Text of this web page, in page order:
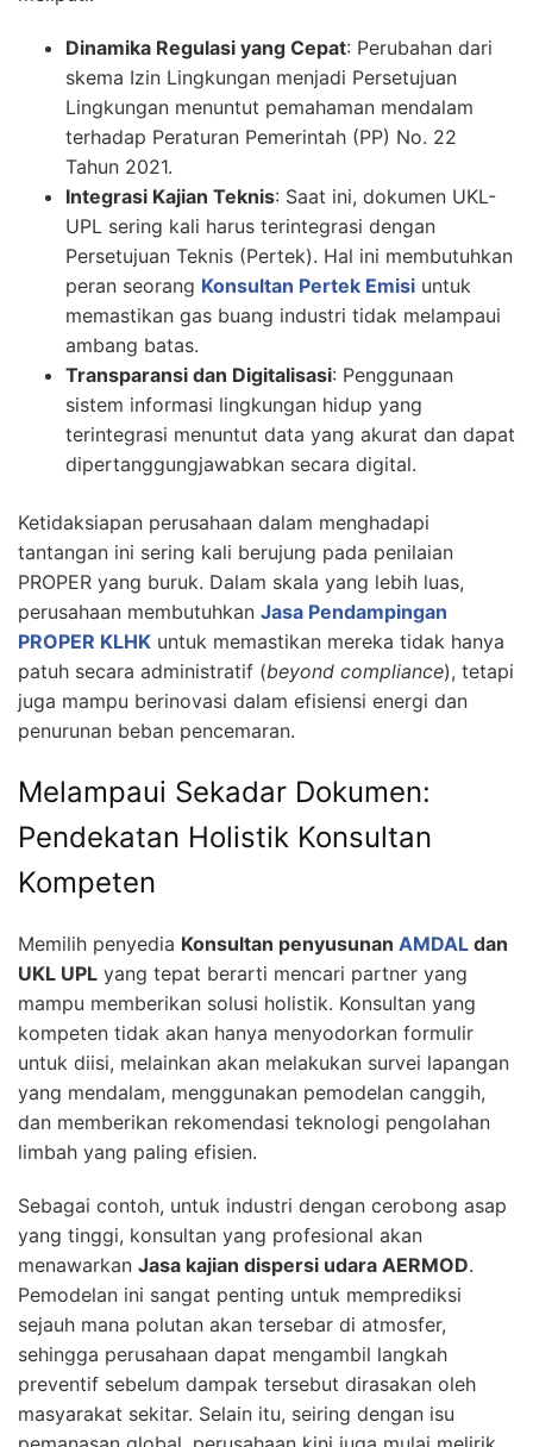
Dinamika Regulasi yang Cepat: Perubahan dari
skema Izin Lingkungan menjadi Persetujuan
Lingkungan menuntut pemahaman mendalam
terhadap Peraturan Pemerintah (PP) No. 22
Tahun 2021.
Integrasi Kajian Teknis: Saat ini, dokumen UKL-
UPL sering kali harus terintegrasi dengan
Persetujuan Teknis (Pertek). Hal ini membutuhkan
peran seorang Konsultan Pertek Emisi untuk
memastikan gas buang industri tidak melampaui
ambang batas.
Transparansi dan Digitalisasi: Penggunaan
sistem informasi lingkungan hidup yang
terintegrasi menuntut data yang akurat dan dapat
dipertanggungjawabkan secara digital.
Ketidaksiapan perusahaan dalam menghadapi
tantangan ini sering kali berujung pada penilaian
PROPER yang buruk. Dalam skala yang lebih luas,
perusahaan membutuhkan Jasa Pendampingan
PROPER KLHK untuk memastikan mereka tidak hanya
patuh secara administratif (beyond compliance), tetapi
juga mampu berinovasi dalam efisiensi energi dan
penurunan beban pencemaran.
Melampaui Sekadar Dokumen:
Pendekatan Holistik Konsultan
Kompeten
Memilih penyedia Konsultan penyusunan AMDAL dan
UKL UPL yang tepat berarti mencari partner yang
mampu memberikan solusi holistik. Konsultan yang
kompeten tidak akan hanya menyodorkan formulir
untuk diisi, melainkan akan melakukan survei lapangan
yang mendalam, menggunakan pemodelan canggih,
dan memberikan rekomendasi teknologi pengolahan
limbah yang paling efisien.
Sebagai contoh, untuk industri dengan cerobong asap
yang tinggi, konsultan yang profesional akan
menawarkan Jasa kajian dispersi udara AERMOD.
Pemodelan ini sangat penting untuk memprediksi
sejauh mana polutan akan tersebar di atmosfer,
sehingga perusahaan dapat mengambil langkah
preventif sebelum dampak tersebut dirasakan oleh
masyarakat sekitar. Selain itu, seiring dengan isu